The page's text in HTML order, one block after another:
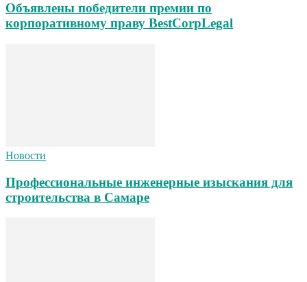
Объявлены победители премии по
корпоративному праву BestCorpLegal
Новости
Профессиональные инженерные изыскания для
строительства в Самаре